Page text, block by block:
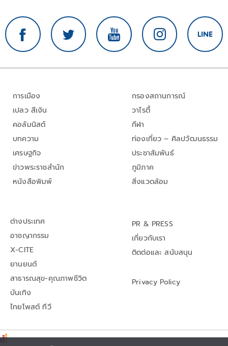
การเมือง
เปลว สีเงิน
คอลัมนิสต์
บทความ
เศรษฐกิจ
ข่าวพระราชสำนัก
หนังสือพิมพ์
กรองสถานการณ์
วาไรตี้
กีฬา
ท่องเที่ยว – ศิลปวัฒนธรรม
ประชาสัมพันธ์
ภูมิภาค
สิ่งแวดล้อม
ต่างประเทศ
อาชญากรรม
X-CITE
ยานยนต์
สาธารณสุข-คุณภาพชีวิต
บันเทิง
ไทยโพสต์ ทีวี
PR & PRESS
เกี่ยวกับเรา
ติดต่อและ สนับสนุน
Privacy Policy